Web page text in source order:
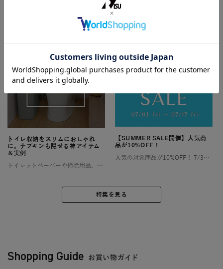
砂場 専用保管カバー(マジックテープタイプ) ご好評いただいていた【ララサーブル】砂場専用保管カバーが、このたび新登場！ よりお求めやすい価格でご用意しました。 ✨ 新モデルは片面マジックテープ仕様 お好み […]
トイレ収納をスリムにおしゃれ
に。ナプキンも隠せる神アイテム
＆実例
トイレットペーパーや掃除用品、サニタリー用品など、とかく物が多くなりがちなトイレ空間は、「狭い」「生活感が出てしまう」といったお悩みを抱える方が少なくありません。 特に小さなお子様がいるご家庭では、おむつやその処理に関わ […]
【SUMMER SALE開催】人気商
品が10%OFF！
人気の対象商品が10%OFF！ 7/3〜7/17の2週間限定！ お部屋やアウトドアで快適な夏を過ごすために特別セールを開催します！ お得なこの機会にぜひチェックしてみてくださいね🎶 ゴミ箱（ダストボックス） […]
特集を見る
Shopping Guide お買い物ガイド